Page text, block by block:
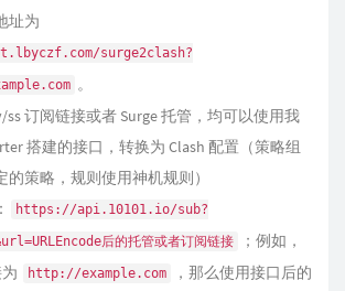
址为
surge2clash?
。
ss 订阅链接或者 Surge 托管，均可以使用我
搭建的接口，转换为 Clash 配置（策略组
策略，规则使用神机规则）
： https://api.10101.io/sub?
后的托管或者订阅链接
；例如，
http://example.com
，那么使用接口后的